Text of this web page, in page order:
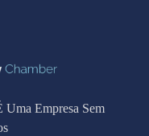
Uma Empresa Sem